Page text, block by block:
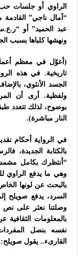
الراوي أو جلسات
“آمال ناجي”
عبد الحميد” أو
ونهشها كلباها بسبب
(أعوّل في معظم
تاريخية. في هذه
الجسد الأنثوي،
ولفظية. أرى أن
بوضوح، لذلك تتعدد
النار مباشرة).
في الرواية أحكام
بالكتابة الجديدة،
“أنتظرك بكامل
وهي ما يدفع الراوي
بالبحث عن لونها
السرد، يدفع صويلح
وصلتنا نعثر على
بالمعلومات
نفسه بنصل
القارىء.. يقول صويلح: